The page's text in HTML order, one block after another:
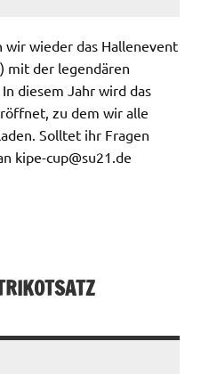
wir wieder das Hallenevent
mit der legendären
diesem Jahr wird das
zu dem wir alle
Solltet ihr Fragen
kipe-cup@su21.de